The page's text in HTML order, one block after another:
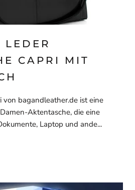
LEDER
CAPRI MIT
von bagandleather.de ist eine
Aktentasche, die eine
Laptop und ande...